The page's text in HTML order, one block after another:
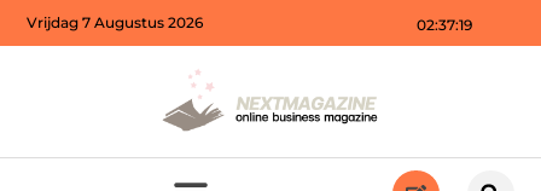
02:37:21
Vrijdag 7 Augustus 2026